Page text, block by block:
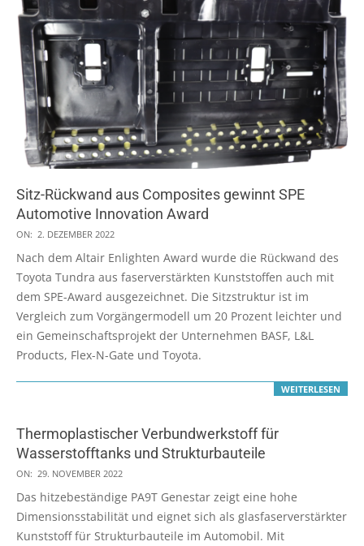
Sitz-Rückwand aus Composites gewinnt SPE
Automotive Innovation Award
2022-
12-
02
ON: 2. DEZEMBER 2022
Nach dem Altair Enlighten Award wurde die Rückwand des
Toyota Tundra aus faserverstärkten Kunststoffen auch mit
dem SPE-Award ausgezeichnet. Die Sitzstruktur ist im
Vergleich zum Vorgängermodell um 20 Prozent leichter und
ein Gemeinschaftsprojekt der Unternehmen BASF, L&L
Products, Flex-N-Gate und Toyota.
WEITERLESEN
Thermoplastischer Verbundwerkstoff für
Wasserstofftanks und Strukturbauteile
2022-
11-
29
ON: 29. NOVEMBER 2022
Das hitzebeständige PA9T Genestar zeigt eine hohe
Dimensionsstabilität und eignet sich als glasfaserverstärkter
Kunststoff für Strukturbauteile im Automobil. Mit